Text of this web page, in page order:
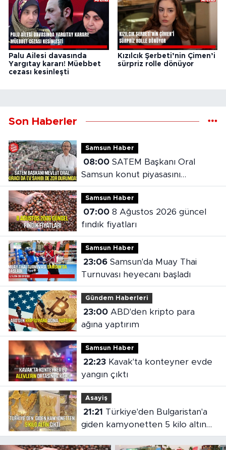
Palu Ailesi davasında
Yargıtay kararı! Müebbet
cezası kesinleşti
Kızılcık Şerbeti’nin Çimen’i
sürpriz rolle dönüyor
Son Haberler
Samsun Haber
08:00SATEM Başkanı Oral
Samsun konut piyasasını
değerlendirdi
Samsun Haber
07:008 Ağustos 2026 güncel
fındık fiyatları
Samsun Haber
23:06Samsun'da Muay Thai
Turnuvası heyecanı başladı
Gündem Haberleri
23:00ABD'den kripto para
ağına yaptırım
Samsun Haber
22:23Kavak'ta konteyner evde
yangın çıktı
Asayiş
21:21
giden kamyonetten 5 kilo altın
çıktı